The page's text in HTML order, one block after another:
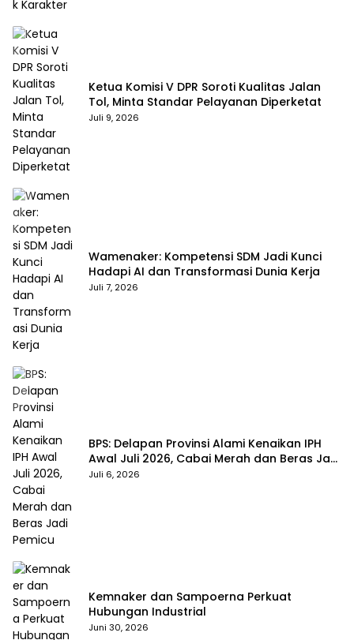
Ketua Komisi V DPR Soroti Kualitas Jalan
Tol, Minta Standar Pelayanan Diperketat
Juli 9, 2026
Wamenaker: Kompetensi SDM Jadi Kunci
Hadapi AI dan Transformasi Dunia Kerja
Juli 7, 2026
BPS: Delapan Provinsi Alami Kenaikan IPH
Awal Juli 2026, Cabai Merah dan Beras Jadi
Pemicu
Juli 6, 2026
Kemnaker dan Sampoerna Perkuat
Hubungan Industrial
Juni 30, 2026